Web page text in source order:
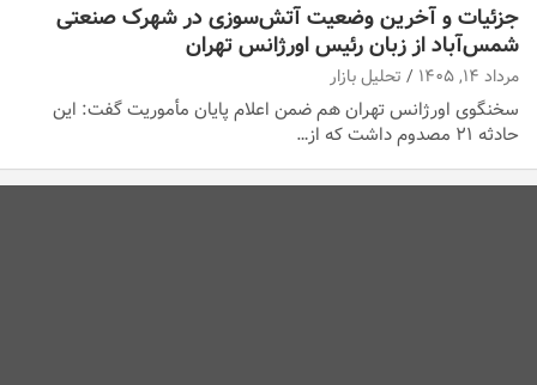
جزئیات و آخرین وضعیت آتش‌سوزی در شهرک صنعتی
شمس‌آباد از زبان رئیس اورژانس تهران
مرداد ۱۴, ۱۴۰۵ تحلیل بازار
سخنگوی اورژانس تهران هم ضمن اعلام پایان مأموریت گفت: این
حادثه ۲۱ مصدوم داشت که از…